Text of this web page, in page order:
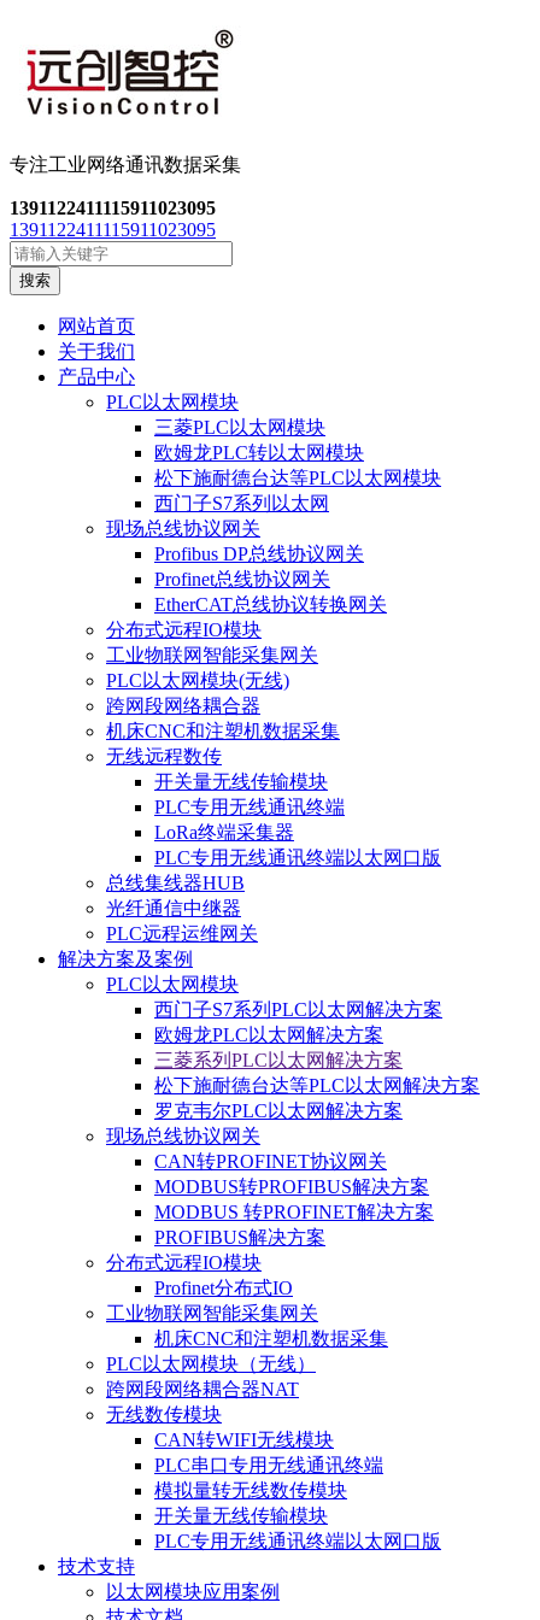
专注工业网络通讯数据采集
1391122411115911023095
1391122411115911023095
搜索
网站首页
关于我们
产品中心
PLC以太网模块
三菱PLC以太网模块
欧姆龙PLC转以太网模块
松下施耐德台达等PLC以太网模块
西门子S7系列以太网
现场总线协议网关
Profibus DP总线协议网关
Profinet总线协议网关
EtherCAT总线协议转换网关
分布式远程IO模块
工业物联网智能采集网关
PLC以太网模块(无线)
跨网段网络耦合器
机床CNC和注塑机数据采集
无线远程数传
开关量无线传输模块
PLC专用无线通讯终端
LoRa终端采集器
PLC专用无线通讯终端以太网口版
总线集线器HUB
光纤通信中继器
PLC远程运维网关
解决方案及案例
PLC以太网模块
西门子S7系列PLC以太网解决方案
欧姆龙PLC以太网解决方案
三菱系列PLC以太网解决方案
松下施耐德台达等PLC以太网解决方案
罗克韦尔PLC以太网解决方案
现场总线协议网关
CAN转PROFINET协议网关
MODBUS转PROFIBUS解决方案
MODBUS 转PROFINET解决方案
PROFIBUS解决方案
分布式远程IO模块
Profinet分布式IO
工业物联网智能采集网关
机床CNC和注塑机数据采集
PLC以太网模块（无线）
跨网段网络耦合器NAT
无线数传模块
CAN转WIFI无线模块
PLC串口专用无线通讯终端
模拟量转无线数传模块
开关量无线传输模块
PLC专用无线通讯终端以太网口版
技术支持
以太网模块应用案例